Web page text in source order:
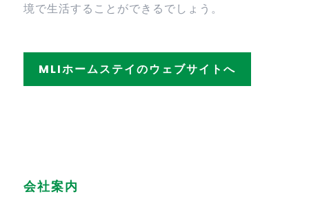
境で生活することができるでしょう。
MLIホームステイのウェブサイトへ
会社案内